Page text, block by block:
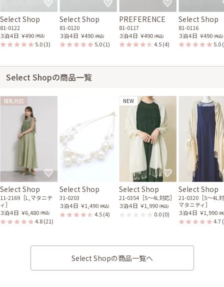
Select Shop
81-0122
３泊４日 ￥490 (税込)
5.0(3)
Select Shop
81-0120
３泊４日 ￥490 (税込)
5.0(1)
PREFERENCE
81-0117
３泊４日 ￥490 (税込)
4.5(4)
Select Shop
81-0116
３泊４日 ￥490 (税込)
5.0
Select Shopの商品一覧
授乳対応
Select Shop
11-2169［L,マタニテ
ィ］
３泊４日 ￥6,480 (税込)
4.8(21)
Select Shop
31-0203
３泊４日 ￥1,490 (税込)
4.5(4)
NEW
Select Shop
21-0354［S〜4L対応］
３泊４日 ￥1,990 (税込)
0.0(0)
Select Shop
21-0320［S〜4L
マタニティ］
３泊４日 ￥1,990 (
4.7
Select Shopの商品一覧へ